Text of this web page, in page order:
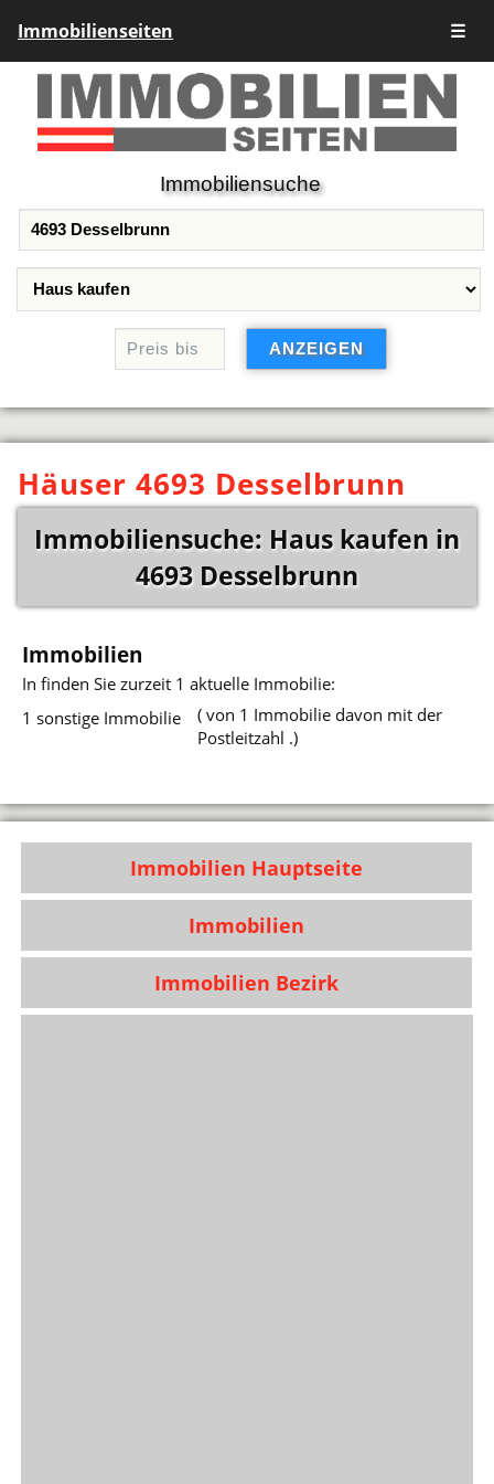
Immobilienseiten ☰
Immobiliensuche
Häuser 4693 Desselbrunn
Immobiliensuche: Haus kaufen in
4693 Desselbrunn
Immobilien
Infinden Sie zurzeit 1 aktuelle Immobilie:
1 sonstige Immobilie
( von 1 Immobilie davon mit der
Postleitzahl .)
Immobilien Hauptseite
Immobilien
Immobilien Bezirk